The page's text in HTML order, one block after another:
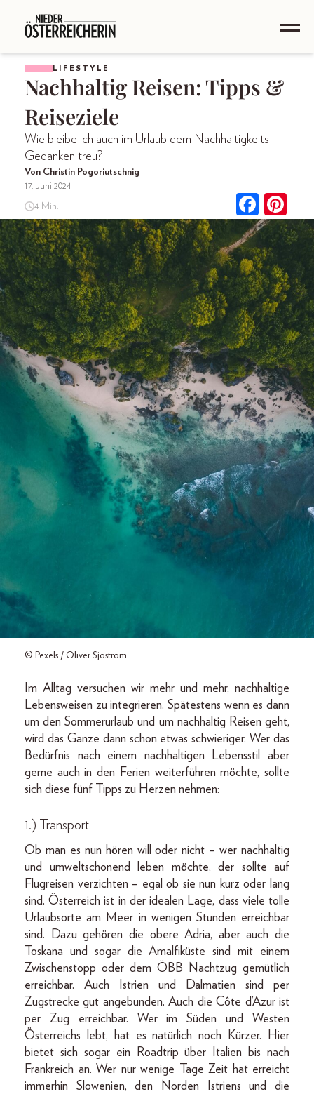
LIFESTYLE
Nachhaltig Reisen: Tipps &
Reiseziele
Wie bleibe ich auch im Urlaub dem Nachhaltigkeits-
Gedanken treu?
Von Christin Pogoriutschnig
17. Juni 2024
4 Min.
© Pexels / Oliver Sjöström
Im Alltag versuchen wir mehr und mehr, nachhaltige
Lebensweisen zu integrieren. Spätestens wenn es dann
um den Sommerurlaub und um nachhaltig Reisen geht,
wird das Ganze dann schon etwas schwieriger. Wer das
Bedürfnis nach einem nachhaltigen Lebensstil aber
gerne auch in den Ferien weiterführen möchte, sollte
sich diese fünf Tipps zu Herzen nehmen:
1.) Transport
Ob man es nun hören will oder nicht – wer nachhaltig
und umweltschonend leben möchte, der sollte auf
Flugreisen verzichten – egal ob sie nun kurz oder lang
sind. Österreich ist in der idealen Lage, dass viele tolle
Urlaubsorte am Meer in wenigen Stunden erreichbar
sind. Dazu gehören die obere Adria, aber auch die
Toskana und sogar die Amalfiküste sind mit einem
Zwischenstopp oder dem ÖBB Nachtzug gemütlich
erreichbar. Auch Istrien und Dalmatien sind per
Zugstrecke gut angebunden. Auch die Côte d’Azur ist
per Zug erreichbar. Wer im Süden und Westen
Österreichs lebt, hat es natürlich noch Kürzer. Hier
bietet sich sogar ein Roadtrip über Italien bis nach
Frankreich an. Wer nur wenige Tage Zeit hat erreicht
immerhin Slowenien, den Norden Istriens und die